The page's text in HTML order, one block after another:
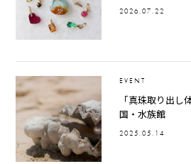
2026.07.22
EVENT
「真珠取り出し
国・水族館
2025.05.14